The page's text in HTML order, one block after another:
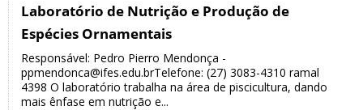
Laboratório de Nutrição e Produção de
Espécies Ornamentais
Responsável: Pedro Pierro Mendonça -
ppmendonca@ifes.edu.brTelefone: (27) 3083-4310 ramal
4398 O laboratório trabalha na área de piscicultura, dando
mais ênfase em nutrição e...